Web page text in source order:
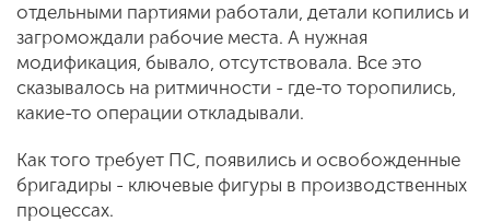
отдельными партиями работали, детали копились и
загромождали рабочие места. А нужная
модификация, бывало, отсутствовала. Все это
сказывалось на ритмичности - где-то торопились,
какие-то операции откладывали.
Как того требует ПС, появились и освобожденные
бригадиры - ключевые фигуры в производственных
процессах.